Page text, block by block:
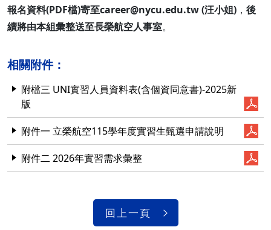
報名資料(PDF檔)寄至career@nycu.edu.tw (汪小姐) ， 後
續將由本組彙整送至長榮航空人事室。
相關附件：
附檔三 UNI實習人員資料表(含個資同意書)-2025新
版
附件一 立榮航空115學年度實習生甄選申請說明
附件二 2026年實習需求彙整
回上一頁